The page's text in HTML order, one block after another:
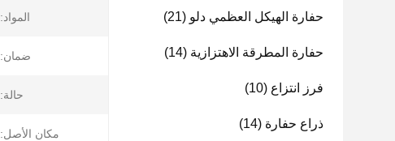
حفارة الهيكل العظمي دلو (21)
حفارة المطرقة الاهتزازية (14)
فرز انتزاع (10)
ذراع حفارة (14)
المواد:
ضمان:
حالة:
مكان الأصل: